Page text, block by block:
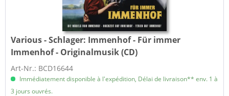
Various - Schlager: Immenhof - Für immer
Immenhof - Originalmusik (CD)
Art-Nr.: BCD16644
Immédiatement disponible à l'expédition, Délai de livraison** env. 1 à
3 jours ouvrés.